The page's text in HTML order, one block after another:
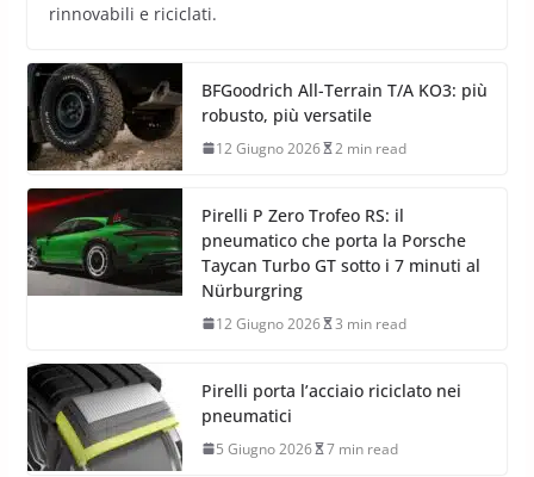
rinnovabili e riciclati.
BFGoodrich All-Terrain T/A KO3: più
robusto, più versatile
12 Giugno 2026 2 min read
Pirelli P Zero Trofeo RS: il
pneumatico che porta la Porsche
Taycan Turbo GT sotto i 7 minuti al
Nürburgring
12 Giugno 2026 3 min read
Pirelli porta l’acciaio riciclato nei
pneumatici
5 Giugno 2026 7 min read